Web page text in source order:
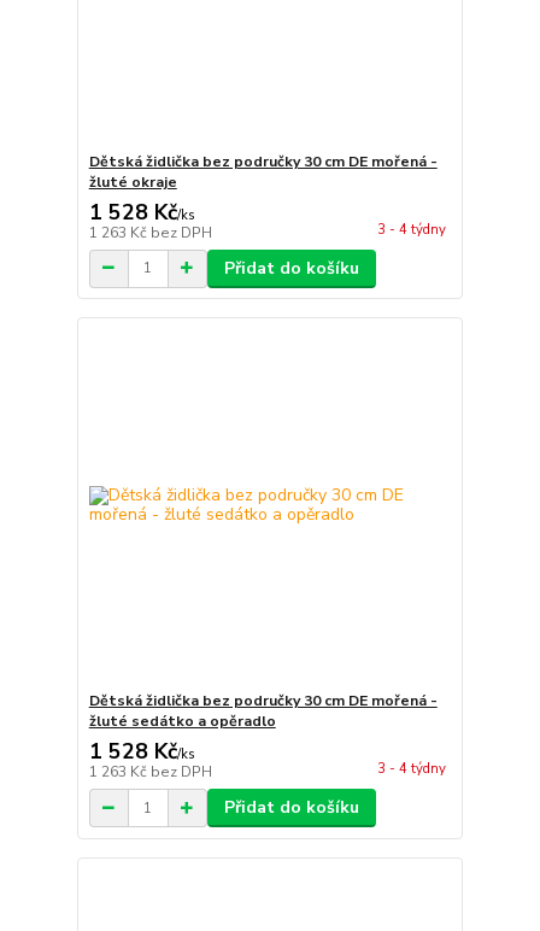
Dětská židlička bez područky 30 cm DE mořená -
žluté okraje
1 528 Kč/ks
1 263 Kč bez DPH 3 - 4 týdny
Přidat do košíku
Dětská židlička bez područky 30 cm DE mořená -
žluté sedátko a opěradlo
1 528 Kč/ks
1 263 Kč bez DPH 3 - 4 týdny
Přidat do košíku